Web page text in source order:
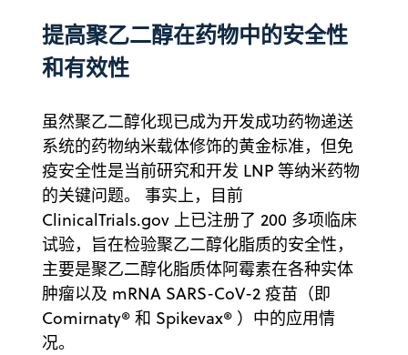
提高聚乙二醇在药物中的安全性
和有效性
虽然聚乙二醇化现已成为开发成功药物递送
系统的药物纳米载体修饰的黄金标准，但免
疫安全性是当前研究和开发 LNP 等纳米药物
的关键问题。 事实上，目前
ClinicalTrials.gov 上已注册了 200 多项临床
试验，旨在检验聚乙二醇化脂质的安全性，
主要是聚乙二醇化脂质体阿霉素在各种实体
肿瘤以及 mRNA SARS-CoV-2 疫苗（即
Comirnaty® 和 Spikevax® ）中的应用情
况。